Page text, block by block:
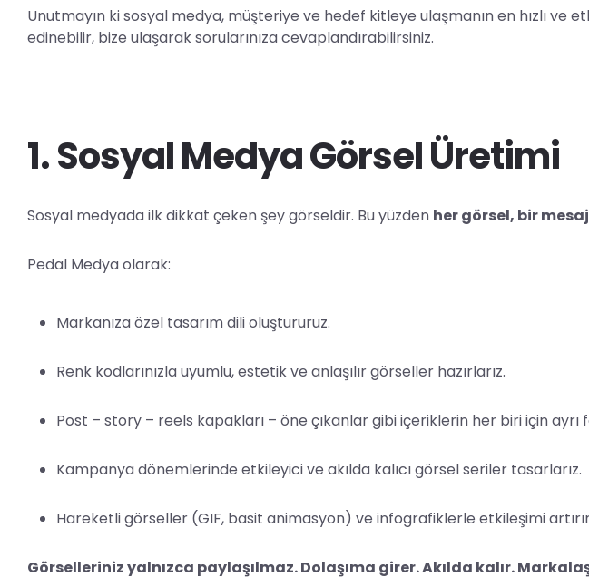
Unutmayın ki sosyal medya, müşteriye ve hedef kitleye ulaşmanın en hızlı ve
edinebilir, bize ulaşarak sorularınıza cevaplandırabilirsiniz.
1. Sosyal Medya Görsel Üretimi
Sosyal medyada ilk dikkat çeken şey görseldir. Bu yüzden her görsel, bir
Pedal Medya olarak:
Markanıza özel tasarım dili oluştururuz.
Renk kodlarınızla uyumlu, estetik ve anlaşılır görseller hazırlarız.
Post – story – reels kapakları – öne çıkanlar gibi içeriklerin her biri için
Kampanya dönemlerinde etkileyici ve akılda kalıcı görsel seriler tasarlarız.
Hareketli görseller (GIF, basit animasyon) ve infografiklerle etkileşimi
Görselleriniz yalnızca paylaşılmaz. Dolaşıma girer. Akılda kalır.